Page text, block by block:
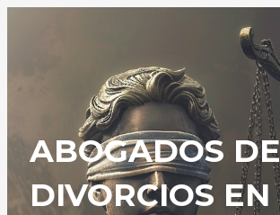
Ir
MAIN
ABOGADOS DE
DIVORCIOS EN